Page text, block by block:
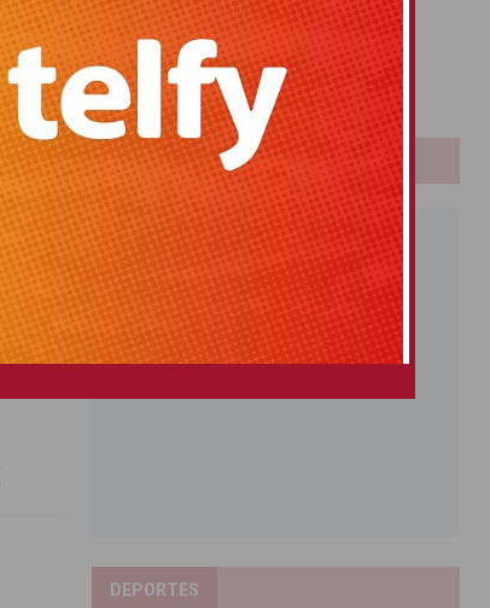
El Gordo
Euromillones
Loteria
Once
PUBLICIDAD
DEPORTES